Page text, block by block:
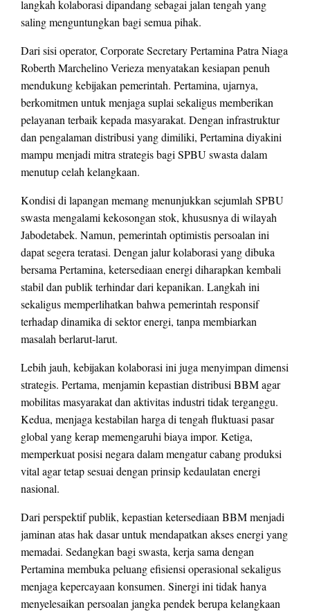
langkah kolaborasi dipandang sebagai jalan tengah yang
saling menguntungkan bagi semua pihak.
Dari sisi operator, Corporate Secretary Pertamina Patra Niaga
Roberth Marchelino Verieza menyatakan kesiapan penuh
mendukung kebijakan pemerintah. Pertamina, ujarnya,
berkomitmen untuk menjaga suplai sekaligus memberikan
pelayanan terbaik kepada masyarakat. Dengan infrastruktur
dan pengalaman distribusi yang dimiliki, Pertamina diyakini
mampu menjadi mitra strategis bagi SPBU swasta dalam
menutup celah kelangkaan.
Kondisi di lapangan memang menunjukkan sejumlah SPBU
swasta mengalami kekosongan stok, khususnya di wilayah
Jabodetabek. Namun, pemerintah optimistis persoalan ini
dapat segera teratasi. Dengan jalur kolaborasi yang dibuka
bersama Pertamina, ketersediaan energi diharapkan kembali
stabil dan publik terhindar dari kepanikan. Langkah ini
sekaligus memperlihatkan bahwa pemerintah responsif
terhadap dinamika di sektor energi, tanpa membiarkan
masalah berlarut-larut.
Lebih jauh, kebijakan kolaborasi ini juga menyimpan dimensi
strategis. Pertama, menjamin kepastian distribusi BBM agar
mobilitas masyarakat dan aktivitas industri tidak terganggu.
Kedua, menjaga kestabilan harga di tengah fluktuasi pasar
global yang kerap memengaruhi biaya impor. Ketiga,
memperkuat posisi negara dalam mengatur cabang produksi
vital agar tetap sesuai dengan prinsip kedaulatan energi
nasional.
Dari perspektif publik, kepastian ketersediaan BBM menjadi
jaminan atas hak dasar untuk mendapatkan akses energi yang
memadai. Sedangkan bagi swasta, kerja sama dengan
Pertamina membuka peluang efisiensi operasional sekaligus
menjaga kepercayaan konsumen. Sinergi ini tidak hanya
menyelesaikan persoalan jangka pendek berupa kelangkaan